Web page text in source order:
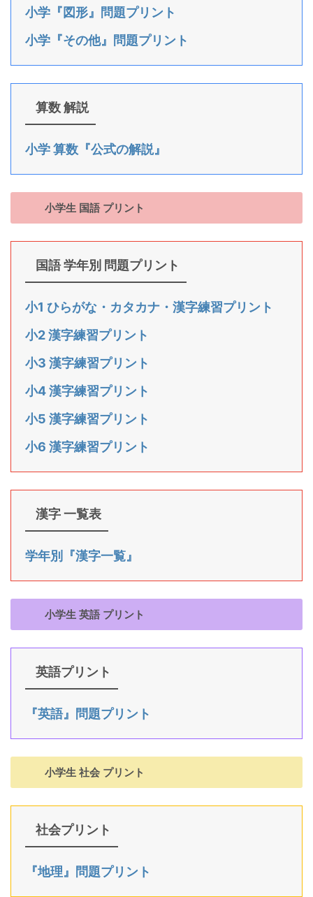
小学『図形』問題プリント
小学『その他』問題プリント
算数 解説
小学 算数『公式の解説』
小学生 国語 プリント
国語 学年別 問題プリント
小1 ひらがな・カタカナ・漢字練習プリント
小2 漢字練習プリント
小3 漢字練習プリント
小4 漢字練習プリント
小5 漢字練習プリント
小6 漢字練習プリント
漢字 一覧表
学年別『漢字一覧』
小学生 英語 プリント
英語プリント
『英語』問題プリント
小学生 社会 プリント
社会プリント
『地理』問題プリント